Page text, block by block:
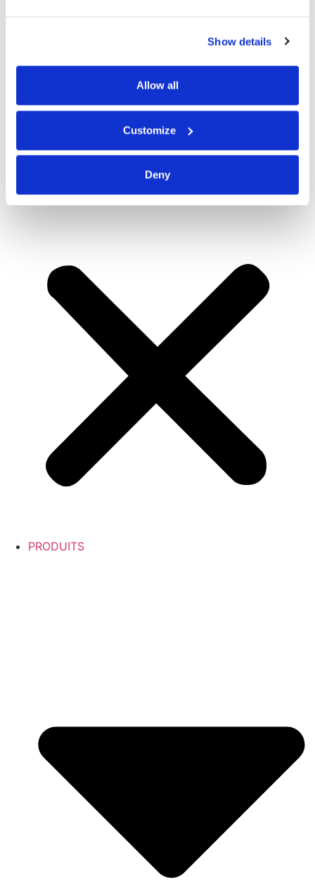
Show details
Allow all
Customize
Deny
PRODUITS